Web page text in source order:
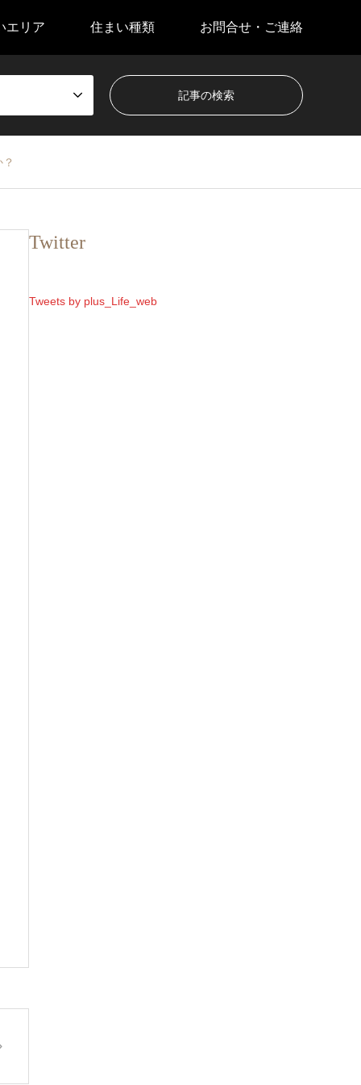
エリア 住まい種類 お問合せ・ご連絡
Twitter
Tweets by plus_Life_web